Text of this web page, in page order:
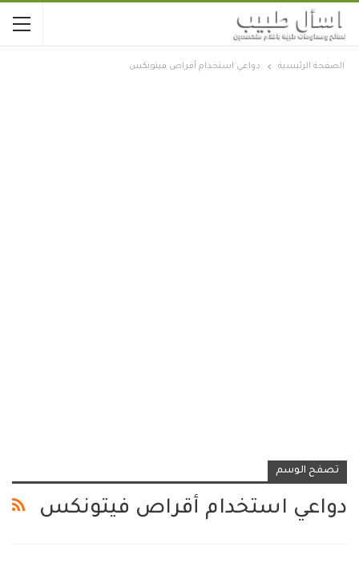
الصفحة الرئيسية دواعي استخدام أقراص فيتونكس
تصفح الوسم
دواعي استخدام أقراص فيتونكس